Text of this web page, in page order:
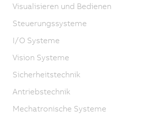
Visualisieren und Bedienen
Steuerungssysteme
I/O Systeme
Vision Systeme
Sicherheitstechnik
Antriebstechnik
Mechatronische Systeme